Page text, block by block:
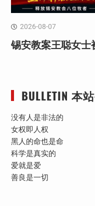
2026-08-07
锡安教案王聪女士
BULLETIN 本
没有人是非法的
女权即人权
黑人的命也是命
科学是真实的
爱就是爱
善良是一切